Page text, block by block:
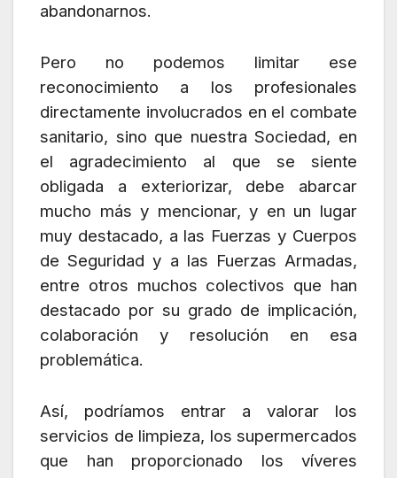
abandonarnos.
Pero no podemos limitar ese
reconocimiento a los profesionales
directamente involucrados en el combate
sanitario, sino que nuestra Sociedad, en
el agradecimiento al que se siente
obligada a exteriorizar, debe abarcar
mucho más y mencionar, y en un lugar
muy destacado, a las Fuerzas y Cuerpos
de Seguridad y a las Fuerzas Armadas,
entre otros muchos colectivos que han
destacado por su grado de implicación,
colaboración y resolución en esa
problemática.
Así, podríamos entrar a valorar los
servicios de limpieza, los supermercados
que han proporcionado los víveres